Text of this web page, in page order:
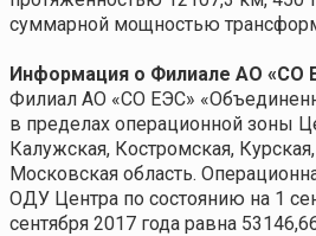
суммарной мощностью
Информация о Филиале АО «СО
Филиал АО «СО ЕЭС»
в пределах операционной зоны
Калужская, Костромская,
Московская область.
ОДУ Центра по состоянию на 1
сентября 2017 года равна